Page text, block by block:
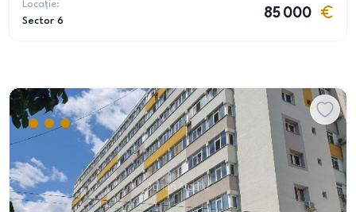
Locație:
Sector 6
85 000